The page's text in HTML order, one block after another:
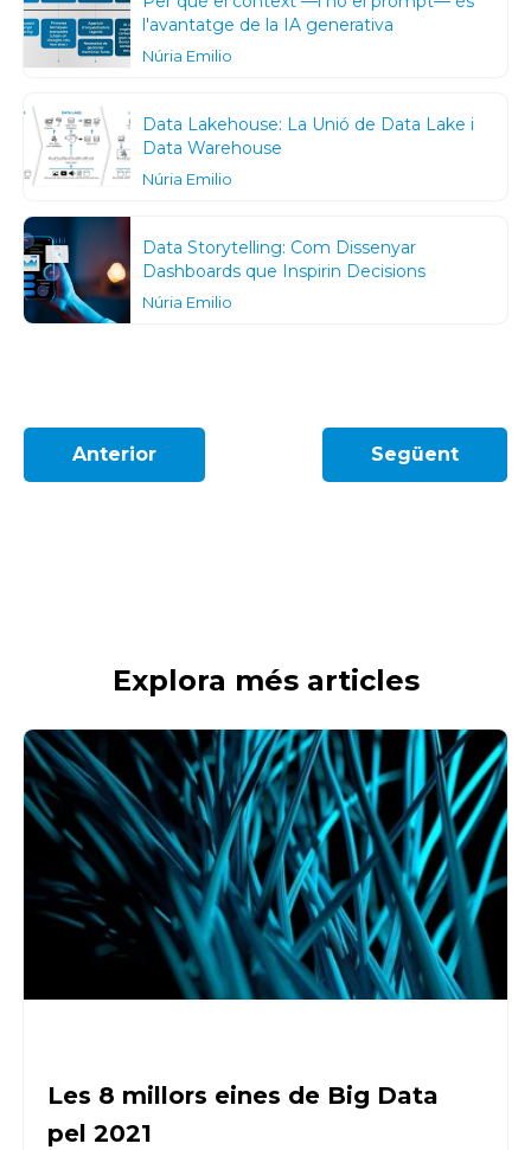
l'avantatge de la IA generativa
Núria Emilio
Data Lakehouse: La Unió de Data Lake i
Data Warehouse
Núria Emilio
Data Storytelling: Com Dissenyar
Dashboards que Inspirin Decisions
Núria Emilio
Anterior Següent
Explora més articles
Les 8 millors eines de Big Data
pel 2021